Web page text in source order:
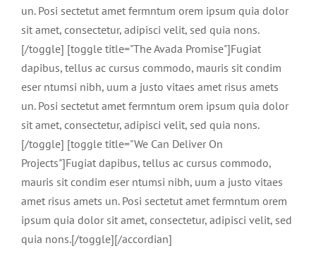
un. Posi sectetut amet fermntum orem ipsum quia dolor
sit amet, consectetur, adipisci velit, sed quia nons.
[/toggle] [toggle title="The Avada Promise"]Fugiat
dapibus, tellus ac cursus commodo, mauris sit condim
eser ntumsi nibh, uum a justo vitaes amet risus amets
un. Posi sectetut amet fermntum orem ipsum quia dolor
sit amet, consectetur, adipisci velit, sed quia nons.
[/toggle] [toggle title="We Can Deliver On
Projects"]Fugiat dapibus, tellus ac cursus commodo,
mauris sit condim eser ntumsi nibh, uum a justo vitaes
amet risus amets un. Posi sectetut amet fermntum orem
ipsum quia dolor sit amet, consectetur, adipisci velit, sed
quia nons.[/toggle][/accordian]